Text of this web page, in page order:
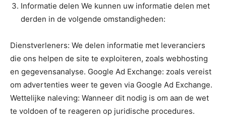
Informatie delen We kunnen uw informatie delen met
derden in de volgende omstandigheden:
Dienstverleners: We delen informatie met leveranciers
die ons helpen de site te exploiteren, zoals webhosting
en gegevensanalyse. Google Ad Exchange: zoals vereist
om advertenties weer te geven via Google Ad Exchange.
Wettelijke naleving: Wanneer dit nodig is om aan de wet
te voldoen of te reageren op juridische procedures.